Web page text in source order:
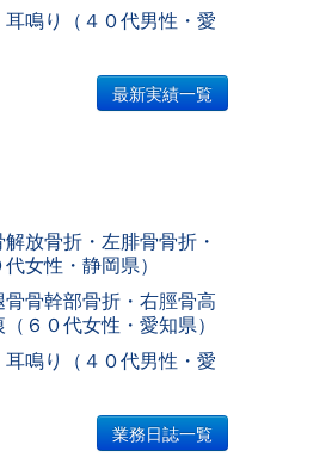
耳鳴り（４０代男性・愛
最新実績一覧
放骨折・左腓骨骨折・
女性・静岡県）
骨幹部骨折・右脛骨高
６０代女性・愛知県）
耳鳴り（４０代男性・愛
業務日誌一覧